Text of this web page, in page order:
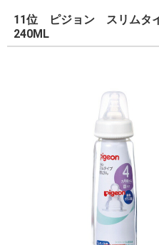
11位 ピジョン スリムタイ
240ML